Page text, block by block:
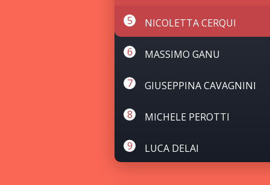
NICOLETTA CERQUI
MASSIMO GANU
GIUSEPPINA CAVAGNINI
MICHELE PEROTTI
LUCA DELAI